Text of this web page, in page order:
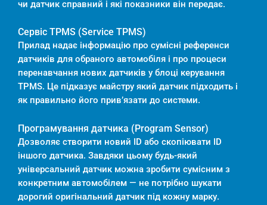
чи датчик справний і які показники він передає.
Сервіс TPMS (Service TPMS)
Прилад надає інформацію про сумісні референси
датчиків для обраного автомобіля і про процеси
перенавчання нових датчиків у блоці керування
TPMS. Це підказує майстру який датчик підходить і
як правильно його прив’язати до системи.
Програмування датчика (Program Sensor)
Дозволяє створити новий ID або скопіювати ID
іншого датчика. Завдяки цьому будь-який
універсальний датчик можна зробити сумісним з
конкретним автомобілем — не потрібно шукати
дорогий оригінальний датчик під кожну марку.